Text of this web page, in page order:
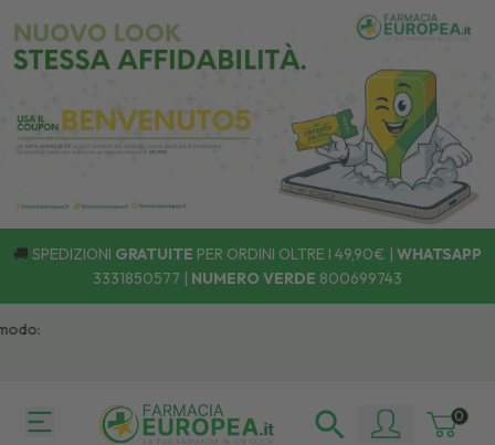
🚚 SPEDIZIONI GRATUITE PER ORDINI OLTRE I 49,90€ | WHATSAPP
3331850577 | NUMERO VERDE 800699743
0